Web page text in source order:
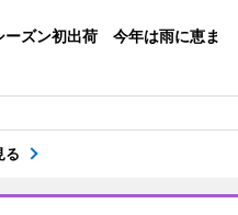
ーズン初出荷 今年は雨に恵ま
る